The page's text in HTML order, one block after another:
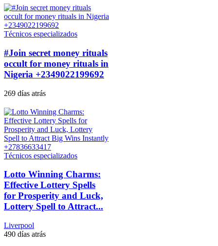
Técnicos especializados
#Join secret money rituals
occult for money rituals in
Nigeria +2349022199692
269 días atrás
Técnicos especializados
Lotto Winning Charms:
Effective Lottery Spells
for Prosperity and Luck,
Lottery Spell to Attract...
Liverpool
490 días atrás